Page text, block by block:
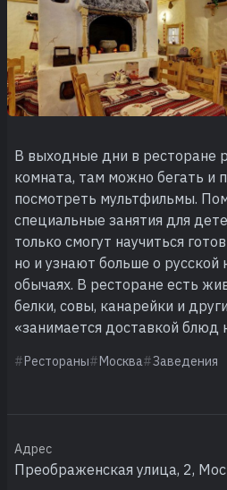
В выходные дни в ресторане
комната, там можно бегать и
посмотреть мультфильмы.
специальные занятия для
только смогут научиться
но и узнают больше о русской
обычаях. В ресторане есть
белки, совы, канарейки и
«занимается доставкой блюд
Рестораны Москва Заведения
Адрес
Преображенская улица, 2,